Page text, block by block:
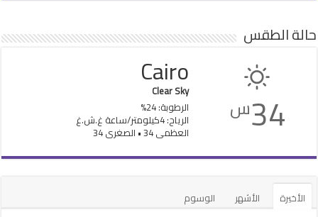
حالة الطقس
34س
Cairo
Clear Sky
الرطوبة: 24%
الرياح: 4كيلومتر/ساعة غ.ش.غ
العظمى 34 • الصغرى 34
الأخيرة الأشهر
الوسوم